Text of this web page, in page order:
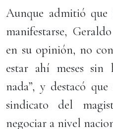
Aunque admitió
manifestarse,
en su opinión, no
estar ahí meses sin
nada”, y destacó
sindicato del
negociar a nivel